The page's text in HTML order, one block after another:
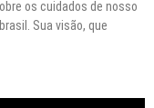
os cuidados de nosso
Sua visão, que